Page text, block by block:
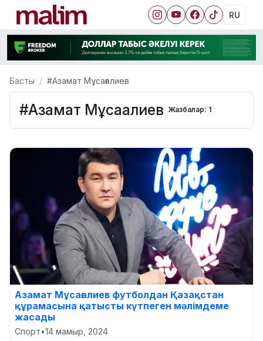
RU
Басты #Азамат Мұсағалиев
#Азамат Мұсағалиев Жазбалар: 1
Азамат Мұсағалиев футболдан Қазақстан
құрамасына қатысты күтпеген мәлімдеме
жасады
Спорт•14 мамыр, 2024